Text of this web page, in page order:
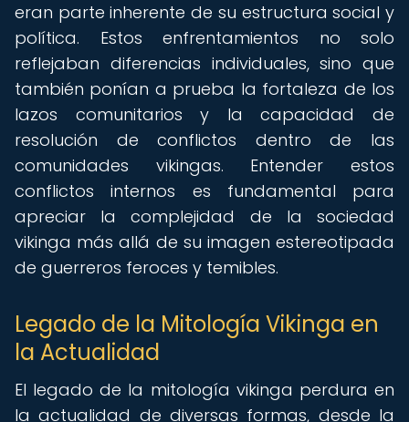
eran parte inherente de su estructura social y
política. Estos enfrentamientos no solo
reflejaban diferencias individuales, sino que
también ponían a prueba la fortaleza de los
lazos comunitarios y la capacidad de
resolución de conflictos dentro de las
comunidades vikingas. Entender estos
conflictos internos es fundamental para
apreciar la complejidad de la sociedad
vikinga más allá de su imagen estereotipada
de guerreros feroces y temibles.
Legado de la Mitología Vikinga en
la Actualidad
El legado de la mitología vikinga perdura en
la actualidad de diversas formas, desde la